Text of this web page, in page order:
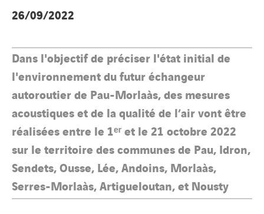
26/09/2022
Dans l'objectif de préciser l'état initial de
l'environnement du futur échangeur
autoroutier de Pau-Morlaàs, des mesures
acoustiques et de la qualité de l’air vont être
réalisées entre le 1ᵉʳ et le 21 octobre 2022
sur le territoire des communes de Pau, Idron,
Sendets, Ousse, Lée, Andoins, Morlaàs,
Serres-Morlaàs, Artigueloutan, et Nousty